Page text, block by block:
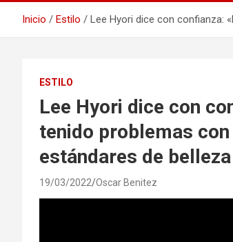
Inicio Estilo Lee Hyori dice con confianza:
ESTILO
Lee Hyori dice con
tenido problemas
estándares de belleza
19/03/2022 Oscar Benitez